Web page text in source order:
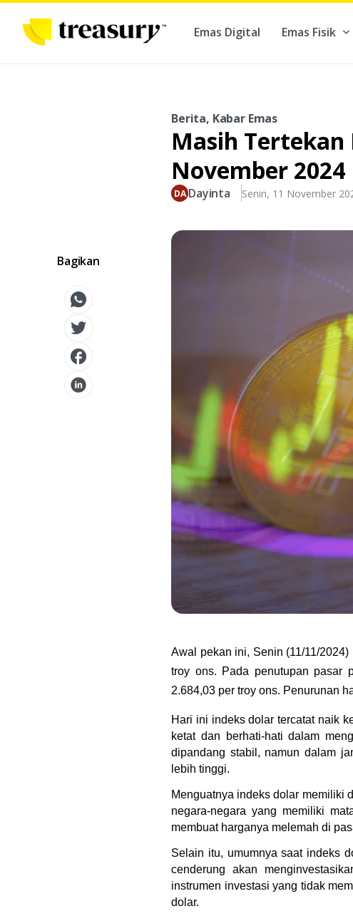
Emas Digital Emas Fisik
Bagikan
Berita, Kabar Emas
Masih Tertekan
November
Dayinta Senin, 11 November
Awal pekan ini, Senin (11/11/
troy ons. Pada penutupan pasar
2.684,03 per troy ons. Penurunan
Hari ini indeks dolar tercatat naik
ketat dan berhati-hati dalam
dipandang stabil, namun dalam
lebih tinggi.
Menguatnya indeks dolar memiliki
negara-negara yang memiliki
membuat harganya melemah di
Selain itu, umumnya saat indeks
cenderung akan
instrumen investasi yang tidak
dolar.